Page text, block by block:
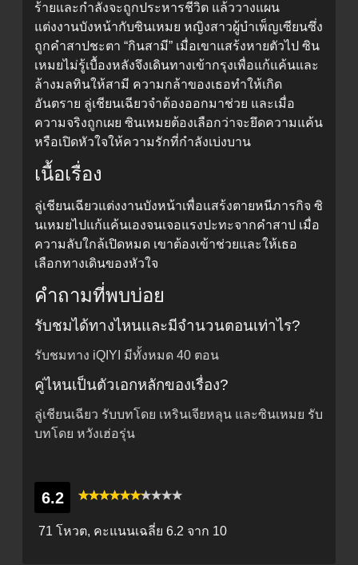
ร้ายและกำลังจะถูกประหารชีวิต แล้ววางแผน
แต่งงานบังหน้ากับซินเหมย หญิงสาวผู้บำเพ็ญเซียนซึ่ง
ถูกคำสาปชะตา “กินสามี” เมื่อเขาแสร้งหายตัวไป ซิน
เหมยไม่รู้เบื้องหลังจึงเดินทางเข้ากรุงเพื่อแก้แค้นและ
ล้างมลทินให้สามี ความกล้าของเธอทำให้เกิด
อันตราย ลู่เชียนเฉียวจำต้องออกมาช่วย และเมื่อ
ความจริงถูกเผย ซินเหมยต้องเลือกว่าจะยึดความแค้น
หรือเปิดหัวใจให้ความรักที่กำลังเบ่งบาน
เนื้อเรื่อง
ลู่เชียนเฉียวแต่งงานบังหน้าเพื่อแสร้งตายหนีภารกิจ ซิ
นเหมยไปแก้แค้นเองจนเจอแรงปะทะจากคำสาป เมื่อ
ความลับใกล้เปิดหมด เขาต้องเข้าช่วยและให้เธอ
เลือกทางเดินของหัวใจ
คำถามที่พบบ่อย
รับชมได้ทางไหนและมีจำนวนตอนเท่าไร?
รับชมทาง iQIYI มีทั้งหมด 40 ตอน
คู่ไหนเป็นตัวเอกหลักของเรื่อง?
ลู่เชียนเฉียว รับบทโดย เหรินเจียหลุน และซินเหมย รับ
บทโดย หวังเฮ่อรุ่น
6.2
71 โหวต, คะแนนเฉลี่ย 6.2 จาก 10